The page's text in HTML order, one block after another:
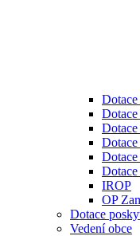
IROP
OP
Dotace
Vedení obce